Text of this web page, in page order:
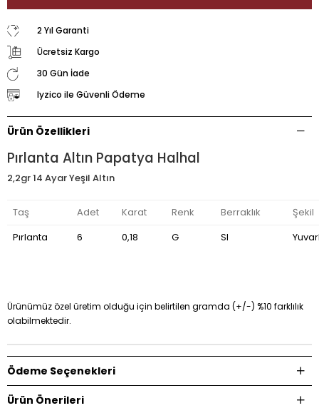
2 Yıl Garanti
Ücretsiz Kargo
30 Gün İade
Iyzico ile Güvenli Ödeme
Ürün Özellikleri
Pırlanta Altın Papatya Halhal
2,2gr 14 Ayar Yeşil Altın
Taş Adet Karat Renk Berraklık
Şekil
Pırlanta
6 0,18 G SI
Ürünümüz özel üretim olduğu için belirtilen gramda (+/-) %10 farklılık
olabilmektedir.
Ödeme Seçenekleri
Ürün Önerileri